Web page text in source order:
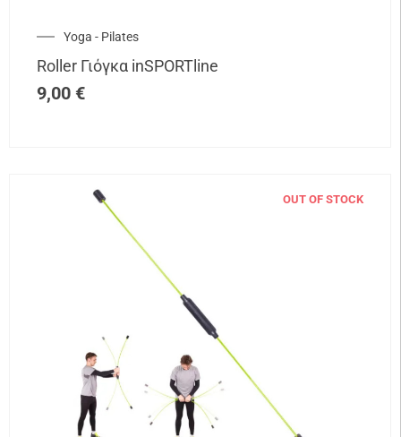
Yoga - Pilates
Roller Γιόγκα inSPORTline
9,00 €
OUT OF STOCK